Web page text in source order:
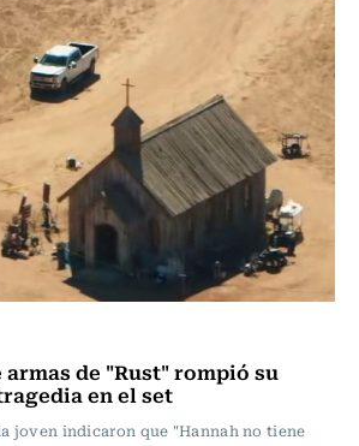
armas de "Rust" rompió su
en el set
joven indicaron que "Hannah no tiene